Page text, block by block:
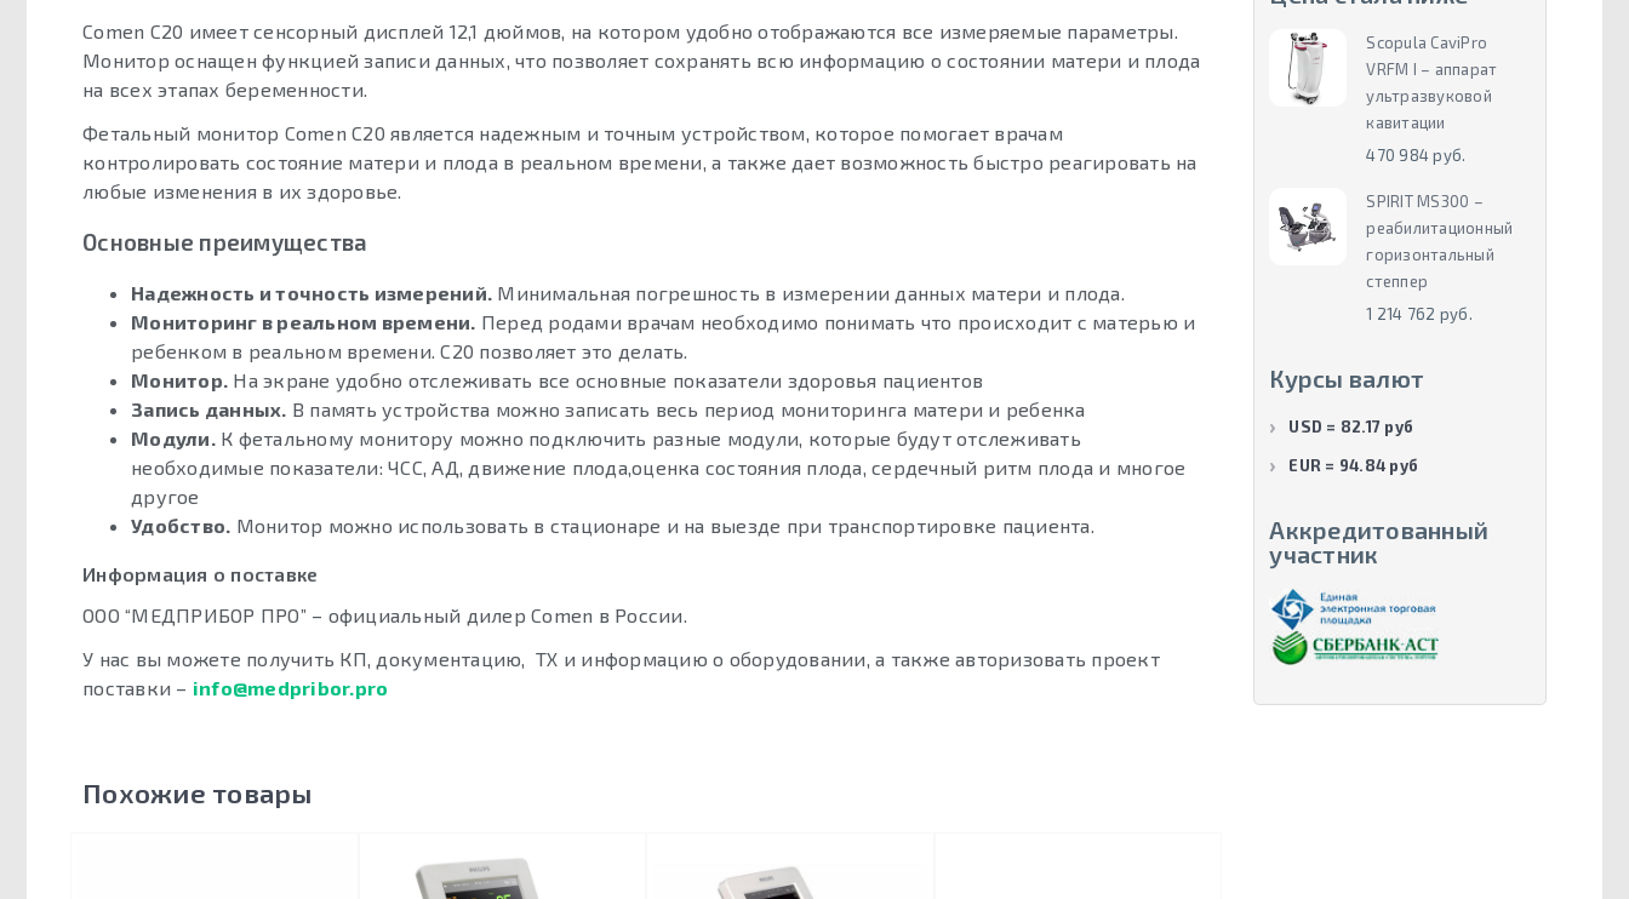
Comen C20 имеет сенсорный дисплей 12,1 дюймов, на котором удобно отображаются все измеряемые параметры.
Монитор оснащен функцией записи данных, что позволяет сохранять всю информацию о состоянии матери и плода
на всех этапах беременности.
Фетальный монитор Comen C20 является надежным и точным устройством, которое помогает врачам
контролировать состояние матери и плода в реальном времени, а также дает возможность быстро реагировать на
любые изменения в их здоровье.
Основные преимущества
Надежность и точность измерений. Минимальная погрешность в измерении данных матери и плода.
Мониторинг в реальном времени. Перед родами врачам необходимо понимать что происходит с матерью и
ребенком в реальном времени. C20 позволяет это делать.
Монитор. На экране удобно отслеживать все основные показатели здоровья пациентов
Запись данных. В память устройства можно записать весь период мониторинга матери и ребенка
Модули.К фетальному монитору можно подключить разные модули, которые будут отслеживать
необходимые показатели: ЧСС, АД, движение плода,оценка состояния плода, сердечный ритм плода и многое
другое
Удобство. Монитор можно использовать в стационаре и на выезде при транспортировке пациента.
Информация о поставке
ООО “МЕДПРИБОР ПРО” – официальный дилер Comen в России.
У нас вы можете получить КП, документацию, ТХ и информацию о оборудовании, а также авторизовать проект
поставки – info@medpribor.pro
Похожие товары
Scopula CaviPro
VRFM I – аппарат
ультразвуковой
кавитации
470 984 руб.
SPIRIT MS300 –
реабилитационный
горизонтальный
степпер
1 214 762 руб.
Курсы валют
USD = 82.17 руб
EUR = 94.84 руб
Аккредитованный
участник